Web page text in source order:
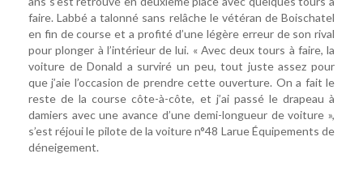
faire. Labbé a talonné sans relâche le vétéran de Boischatel
en fin de course et a profité d’une légère erreur de son rival
pour plonger à l’intérieur de lui. « Avec deux tours à faire, la
voiture de Donald a surviré un peu, tout juste assez pour
que j’aie l’occasion de prendre cette ouverture. On a fait le
reste de la course côte-à-côte, et j’ai passé le drapeau à
damiers avec une avance d’une demi-longueur de voiture »,
s’est réjoui le pilote de la voiture n°48 Larue Équipements de
déneigement.